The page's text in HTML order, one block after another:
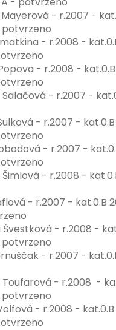
- r.2007 -
potvrzeno
- r.2008 -
- r.2008 -
- r.2007 -
- r.2007 -
- r.2007 -
- r.2008 -
- r.2007 - kat.0.B
- r.2008 -
potvrzeno
- r.2007 -
- r.2008 -
potvrzeno
- r.2008 -